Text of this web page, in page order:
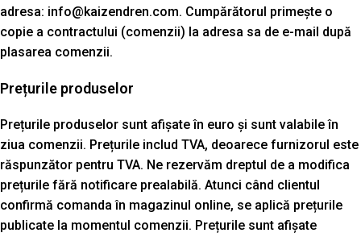
adresa: info@kaizendren.com. Cumpărătorul primește o
copie a contractului (comenzii) la adresa sa de e-mail după
plasarea comenzii.
Prețurile produselor
Prețurile produselor sunt afișate în euro și sunt valabile în
ziua comenzii. Prețurile includ TVA, deoarece furnizorul este
răspunzător pentru TVA. Ne rezervăm dreptul de a modifica
prețurile fără notificare prealabilă. Atunci când clientul
confirmă comanda în magazinul online, se aplică prețurile
publicate la momentul comenzii. Prețurile sunt afișate